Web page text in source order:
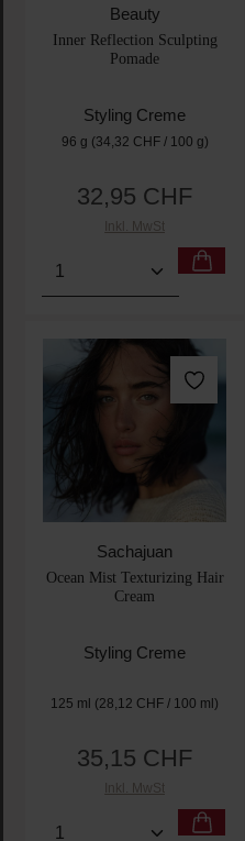
Beauty
Inner Reflection Sculpting
Pomade
Styling Creme
96 g (34,32 CHF / 100 g)
Regulärer Preis:
32,95 CHF
Inkl. MwSt
Produkt Anzahl: Gib
Sachajuan
Ocean Mist Texturizing Hair
Cream
Styling Creme
125 ml (28,12 CHF / 100 ml)
Regulärer Preis:
35,15 CHF
Inkl. MwSt
Produkt Anzahl: Gib